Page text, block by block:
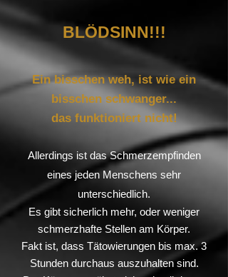
BLÖDSINN!!!
Ein bisschen weh, ist wie ein
bisschen schwanger...
das funktioniert nicht!
Allerdings ist das Schmerzempfinden
eines jeden Menschens sehr
unterschiedlich.
Es gibt sicherlich mehr, oder weniger
schmerzhafte Stellen am Körper.
Fakt ist, dass Tätowierungen bis max. 3
Stunden durchaus auszuhalten sind.